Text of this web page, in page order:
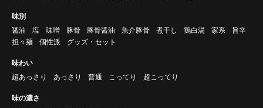
味別
醤油
塩 味噌 豚骨 豚骨醤油 魚介豚骨 煮干し 鶏白湯 家系
旨辛
担々麺
個性派 グッズ・セット
味わい
超あっさり
あっさり 普通 こってり 超こってり
味の濃さ